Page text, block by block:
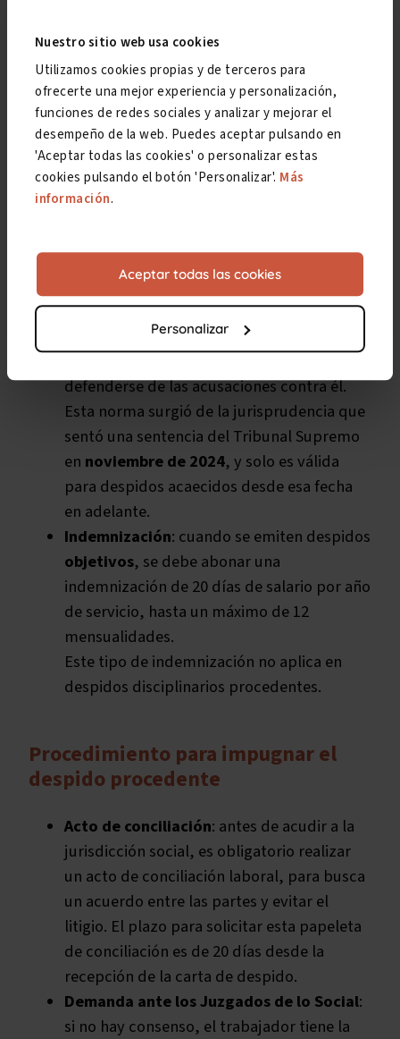
Nuestro sitio web usa cookies
Utilizamos cookies propias y de terceros para
ofrecerte una mejor experiencia y personalización,
funciones de redes sociales y analizar y mejorar el
desempeño de la web. Puedes aceptar pulsando en
'Aceptar todas las cookies' o personalizar estas
cookies pulsando el botón 'Personalizar'. Más
información.
Aceptar todas las cookies
Personalizar
resumida son:
Comunicación escrita: el empleador debe
entregar al trabajador una carta de
despido donde se especifiquen de manera
clara y detallada las causas del despido.
Preaviso:en el caso de despidos
objetivos,
Audiencia previa: en los despido
disciplinariosno es necesario preavisar
como tal, pero só lo es ofrecer al afectado
una reunión o audiencia previa al cese
donde este pueda "hacerse oír" y
defenderse de las acusaciones contra él.
Esta norma surgió de la jurisprudencia que
sentó una sentencia del Tribunal Supremo
en noviembre de 2024, y solo es válida
para despidos acaecidos desde esa fecha
en adelante.
Indemnización: cuando se emiten despidos
objetivos, se debe abonar una
indemnización de 20 días de salario por año
de servicio, hasta un máximo de 12
mensualidades.
Este tipo de indemnización no aplica en
despidos disciplinarios procedentes.
Procedimiento para impugnar el
despido procedente
Acto de conciliación: antes de acudir a la
jurisdicción social, es obligatorio realizar
un acto de conciliación laboral, para busca
un acuerdo entre las partes y evitar el
litigio. El plazo para solicitar esta papeleta
de conciliación es de 20 días desde la
recepción de la carta de despido.
Demanda ante los Juzgados de lo Social:
si no hay consenso, el trabajador tiene la